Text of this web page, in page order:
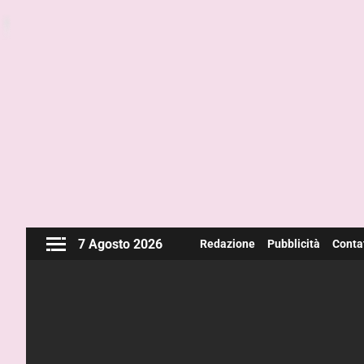
7 Agosto 2026 Redazione Pubblicità